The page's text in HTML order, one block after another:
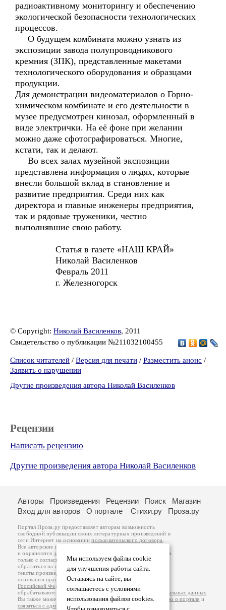
радиоактивному мониторингу и обеспечению
экологической безопасности технологических
процессов.
О будущем комбината можно узнать из
экспозиции завода полупроводникового
кремния (ЗПК), представленные макетами
технологического оборудования и образцами
продукции.
Для демонстрации видеоматериалов о Горно-
химическом комбинате и его деятельности в
музее предусмотрен кинозал, оформленный в
виде электрички. На её фоне при желании
можно даже сфотографироваться. Многие,
кстати, так и делают.
Во всех залах музейной экспозиции
представлена информация о людях, которые
внесли большой вклад в становление и
развитие предприятия. Среди них как
директора и главные инженеры предприятия,
так и рядовые труженики, честно
выполнявшие свою работу.
Статья в газете «НАШ КРАЙ»
Николай Василенков
Февраль 2011
г. Железногорск
© Copyright: Николай Василенков, 2011
Свидетельство о публикации №211032100455
Список читателей / Версия для печати / Разместить анонс /
Заявить о нарушении
Другие произведения автора Николай Василенков
Рецензии
Написать рецензию
Другие произведения автора Николай Василенков
Мы используем файлы cookie
для улучшения работы сайта.
Оставаясь на сайте, вы
соглашаетесь с условиями
использования файлов cookies.
Авторы Произведения Рецензии Поиск
Магазин
Вход для авторов
О портале Стихи.ру Проза.ру
Портал Проза.ру предоставляет авторам возможность
свободной публикации своих литературных произведений в
сети Интернет на основаниипользовательского договора
Все авторские права на произведения принадлежат авторам
и охраняются законом
. Перепечатка произведений возможна
только с согласия его автора, к которому вы можете
обратиться на его авторской странице. Ответственность за
тексты произведений авторы несут самостоятельно на
основанииправил публикацииизаконодательства
Российской Федерации
обрабатываются на основанииПолитики обработки персональных данных
Вы также можете посмотреть более подробнуюинформацию о портале и
связаться с администрацией